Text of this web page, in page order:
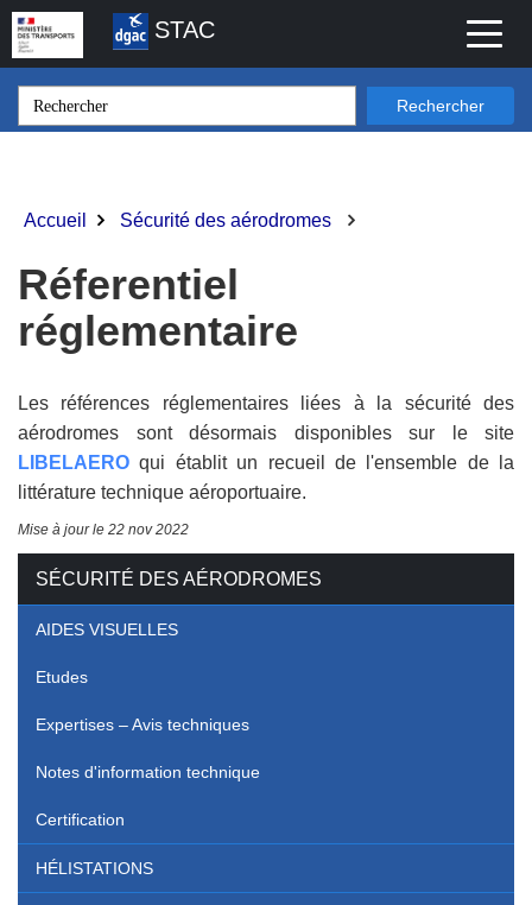
Aller
au
contenu
principal
Toggle
STAC
Rechercher
SÉCURITÉ DES AÉRODROMES
AIDES VISUELLES
Etudes
Expertises – Avis techniques
Notes d'information technique
Certification
HÉLISTATIONS
d'Ariane
Accueil Sécurité des aérodromes
Réferentiel
réglementaire
Les références réglementaires liées à la sécurité des
aérodromes sont désormais disponibles sur le site
LIBELAERO qui établit un recueil de l'ensemble de la
littérature technique aéroportuaire.
Mise à jour le 22 nov 2022